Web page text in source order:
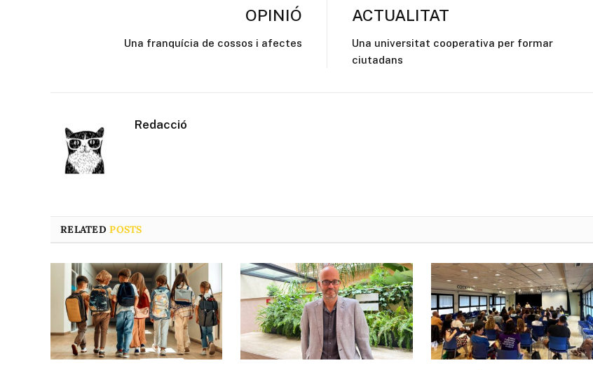
OPINIÓ
Una franquícia de cossos i afectes
ACTUALITAT
Una universitat cooperativa per formar
ciutadans
Redacció
RELATEDPOSTS